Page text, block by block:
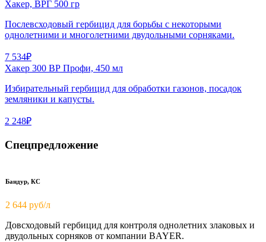
Хакер, ВРГ 500 гр
Послевсходовый гербицид для борьбы с некоторыми
однолетними и многолетними двудольными сорняками.
7 534₽
Хакер 300 ВР Профи, 450 мл
Избирательный гербицид для обработки газонов, посадок
земляники и капусты.
2 248₽
Спецпредложение
Бандур, КС
2 644 руб/л
Довсходовый гербицид для контроля однолетних злаковых и
двудольных сорняков от компании BAYER.